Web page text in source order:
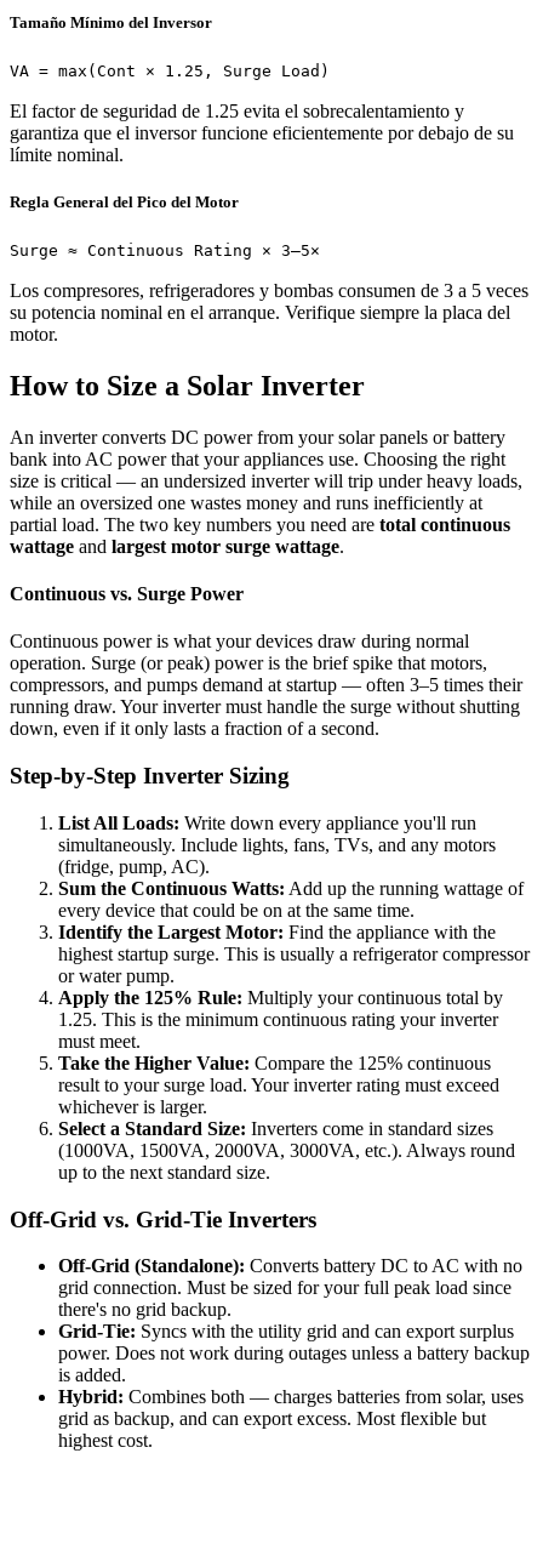
Tamaño Mínimo del Inversor
VA = max(Cont × 1.25, Surge Load)
El factor de seguridad de 1.25 evita el sobrecalentamiento y
garantiza que el inversor funcione eficientemente por debajo de su
límite nominal.
Regla General del Pico del Motor
Surge ≈ Continuous Rating × 3–5×
Los compresores, refrigeradores y bombas consumen de 3 a 5 veces
su potencia nominal en el arranque. Verifique siempre la placa del
motor.
How to Size a Solar Inverter
An inverter converts DC power from your solar panels or battery
bank into AC power that your appliances use. Choosing the right
size is critical — an undersized inverter will trip under heavy loads,
while an oversized one wastes money and runs inefficiently at
partial load. The two key numbers you need are total continuous
wattage and largest motor surge wattage.
Continuous vs. Surge Power
Continuous power is what your devices draw during normal
operation. Surge (or peak) power is the brief spike that motors,
compressors, and pumps demand at startup — often 3–5 times their
running draw. Your inverter must handle the surge without shutting
down, even if it only lasts a fraction of a second.
Step-by-Step Inverter Sizing
List All Loads: Write down every appliance you'll run
simultaneously. Include lights, fans, TVs, and any motors
(fridge, pump, AC).
Sum the Continuous Watts: Add up the running wattage of
every device that could be on at the same time.
Identify the Largest Motor: Find the appliance with the
highest startup surge. This is usually a refrigerator compressor
or water pump.
Apply the 125% Rule: Multiply your continuous total by
1.25. This is the minimum continuous rating your inverter
must meet.
Take the Higher Value: Compare the 125% continuous
result to your surge load. Your inverter rating must exceed
whichever is larger.
Select a Standard Size: Inverters come in standard sizes
(1000VA, 1500VA, 2000VA, 3000VA, etc.). Always round
up to the next standard size.
Off-Grid vs. Grid-Tie Inverters
Off-Grid (Standalone): Converts battery DC to AC with no
grid connection. Must be sized for your full peak load since
there's no grid backup.
Grid-Tie: Syncs with the utility grid and can export surplus
power. Does not work during outages unless a battery backup
is added.
Hybrid: Combines both — charges batteries from solar, uses
grid as backup, and can export excess. Most flexible but
highest cost.